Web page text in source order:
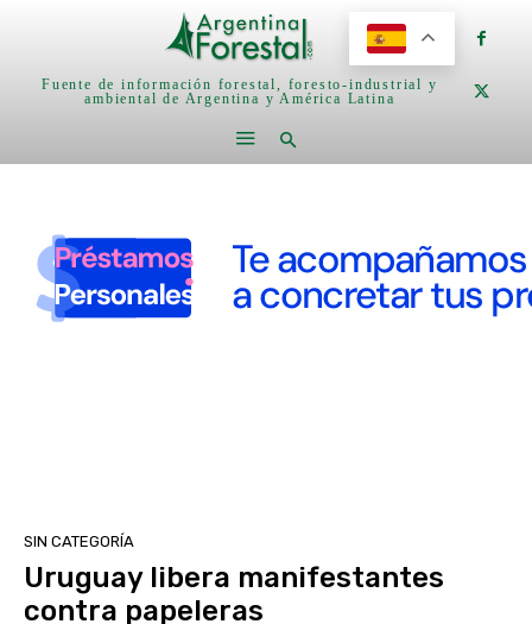
Fuente de información forestal, foresto-industrial y
ambiental de Argentina y América Latina
SIN CATEGORÍA
Uruguay libera manifestantes
contra papeleras